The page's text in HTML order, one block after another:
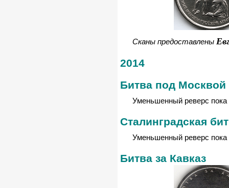
Сканы предоставлены
2014
Битва под Москвой
Уменьшенный реверс пока
Сталинградская
Уменьшенный реверс пока
Битва за Кавказ